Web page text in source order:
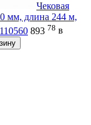
Чековая
мм, длина 244 м,
893 78 в